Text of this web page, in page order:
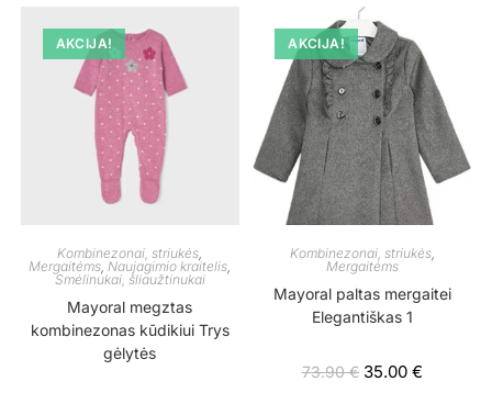
AKCIJA!
Kombinezonai, striukės,
Mergaitėms,Naujagimio kraitelis,
Smėlinukai, šliaužtinukai
Mayoral megztas
kombinezonas kūdikiui Trys
gėlytės
AKCIJA!
Kombinezonai, striukės,
Mergaitėms
Mayoral paltas mergaitei
Elegantiškas 1
73.90€ 35.00 €